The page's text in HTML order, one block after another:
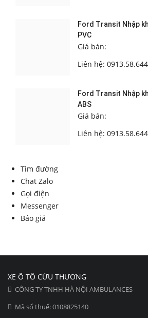
Ford Transit Nhập
PVC
Giá bán:
Liên hệ:
Ford Transit Nhập
ABS
Giá bán:
Liên hệ:
Tìm đường
Chat Zalo
Gọi điện
Messenger
Báo giá
XE Ô TÔ CỨU THƯƠNG
CÔNG TY TNHH HÀ NỘI AMBULANCES
Mã số thuế: 0108825140